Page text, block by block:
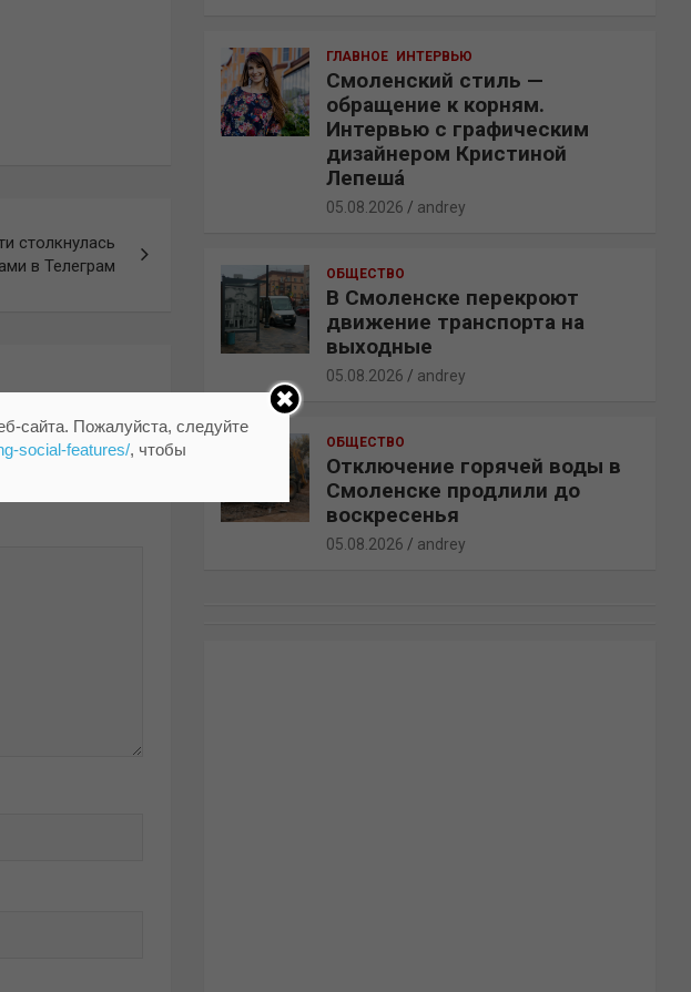
столкнулась
в Телеграм
ГЛАВНОЕ ИНТЕРВЬЮ
Смоленский стиль —
обращение к корням.
Интервью с графическим
дизайнером Кристиной
Лепешá
05.08.2026 andrey
ОБЩЕСТВО
В Смоленске перекроют
движение транспорта на
выходные
05.08.2026 andrey
ОБЩЕСТВО
Отключение горячей воды в
Смоленске продлили до
воскресенья
05.08.2026 andrey
сайта. Пожалуйста, следуйте
social-features/, чтобы